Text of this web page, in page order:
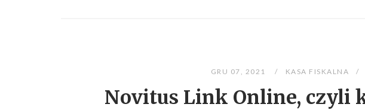
GRU 07, 2021 KASA FISKALNA
Novitus Link Online, czyli